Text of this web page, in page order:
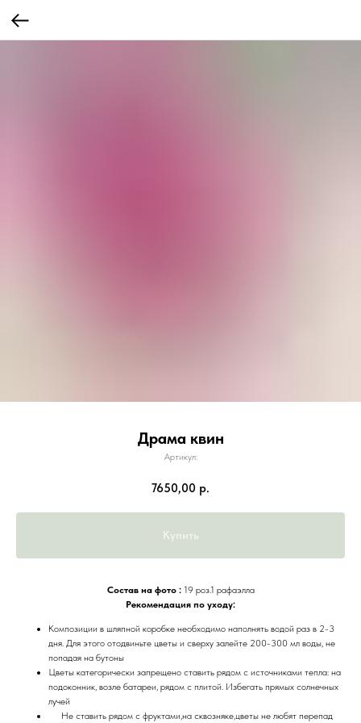
Драма квин
Артикул:
7650,00 р.
Купить
Состав на фото : 19 роз.1 рафаэлла
Рекомендация по уходу:
Композиции в шляпной коробке необходимо наполнять водой раз в 2-3
дня. Для этого отодвиньте цветы и сверху залейте 200-300 мл воды, не
попадая на бутоны
Цветы категорически запрещено ставить рядом с источниками тепла: на
подоконник, возле батареи, рядом с плитой. Избегать прямых солнечных
лучей
Не ставить рядом с фруктами,на сквозняке,цветы не любят перепад